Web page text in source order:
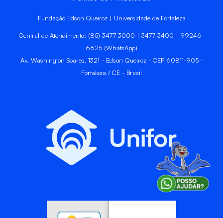
Fundação Edson Queiroz | Universidade de Fortaleza
Central de Atendimento: (85) 3477-3000 | 3477-3400 | 99246-
6625 (WhatsApp)
Av. Washington Soares, 1321 - Edson Queiroz - CEP 60811-905 -
Fortaleza / CE - Brasil